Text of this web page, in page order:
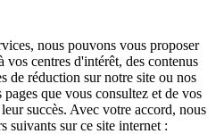
nous pouvons vous proposer
vos centres d'intérêt, des contenus
de réduction sur notre site ou nos
que vous consultez et de vos
succès. Avec votre accord, nous
suivants sur ce site internet :